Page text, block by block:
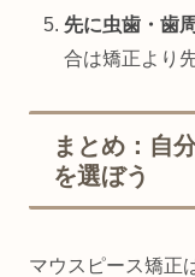
先に虫歯・歯
合は矯正より
まとめ：自
を選ぼう
マウスピース矯正